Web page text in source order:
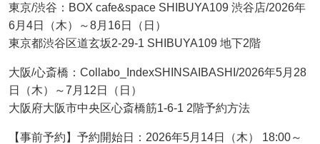
東京/渋谷：BOX cafe&space SHIBUYA109 渋谷店/2026年
6月4日（木）～8月16日（日）
東京都渋谷区道玄坂2-29-1 SHIBUYA109 地下2階
大阪/心斎橋：Collabo_IndexSHINSAIBASHI/2026年5月28
日（木）～7月12日（日）
大阪府大阪市中央区心斎橋筋1-6-1 2階予約方法
【事前予約】予約開始日：2026年5月14日（木） 18:00～